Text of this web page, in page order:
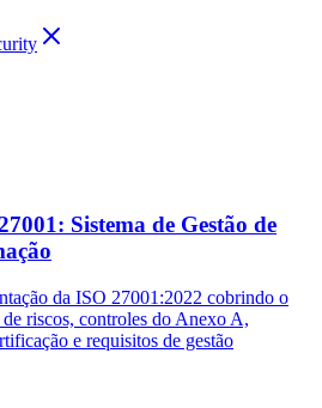
Sistema de Gestão de
da ISO 27001:2022 cobrindo o
riscos, controles do Anexo A,
e requisitos de gestão